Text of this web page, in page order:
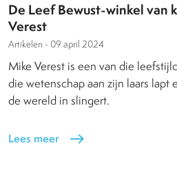
De Leef Bewust-winkel van
Verest
Artikelen - 09 april 2024
Mike Verest is een van die
die wetenschap aan zijn laars lapt
de wereld in slingert.
Lees meer east